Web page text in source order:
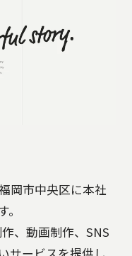
岡市中央区に本社
、動画制作、SNS